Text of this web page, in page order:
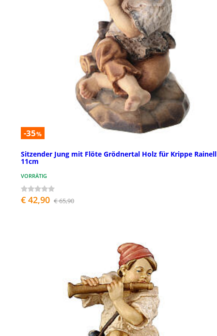
-35%
Sitzender Jung mit Flöte Grödnertal Holz für Krippe Rainell
11cm
VORRÄTIG
€ 42,90 € 65,90